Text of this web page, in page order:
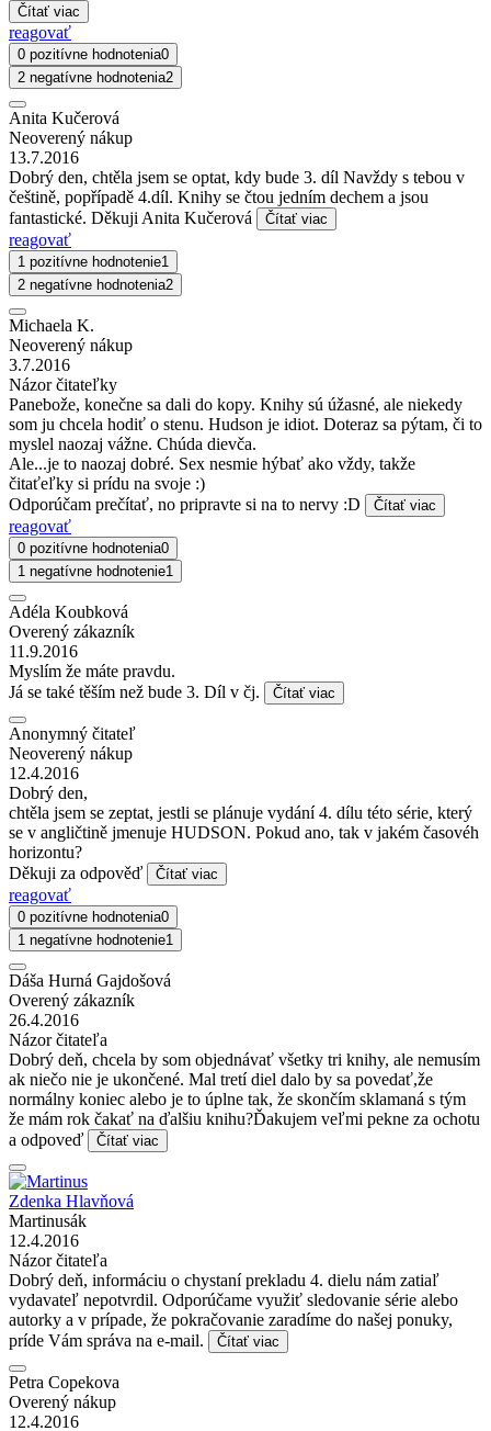
Čítať viac
reagovať
0 pozitívne hodnotenia0
2 negatívne hodnotenia2
Anita Kučerová
Neoverený nákup
13.7.2016
Dobrý den, chtěla jsem se optat, kdy bude 3. díl Navždy s tebou v
češtině, popřípadě 4.díl. Knihy se čtou jedním dechem a jsou
fantastické. Děkuji Anita Kučerová
Čítať viac
reagovať
1 pozitívne hodnotenie1
2 negatívne hodnotenia2
Michaela K.
Neoverený nákup
3.7.2016
Názor čitateľky
Panebože, konečne sa dali do kopy. Knihy sú úžasné, ale niekedy
som ju chcela hodiť o stenu. Hudson je idiot. Doteraz sa pýtam, či to
myslel naozaj vážne. Chúda dievča.
Ale...je to naozaj dobré. Sex nesmie hýbať ako vždy, takže
čitaťeľky si prídu na svoje :)
Odporúčam prečítať, no pripravte si na to nervy :D
Čítať viac
reagovať
0 pozitívne hodnotenia0
1 negatívne hodnotenie1
Adéla Koubková
Overený zákazník
11.9.2016
Myslím že máte pravdu.
Já se také těším než bude 3. Díl v čj.
Čítať viac
Anonymný čitateľ
Neoverený nákup
12.4.2016
Dobrý den,
chtěla jsem se zeptat, jestli se plánuje vydání 4. dílu této série, který
se v angličtině jmenuje HUDSON. Pokud ano, tak v jakém časovéh
horizontu?
Děkuji za odpověď
Čítať viac
reagovať
0 pozitívne hodnotenia0
1 negatívne hodnotenie1
Dáša Hurná Gajdošová
Overený zákazník
26.4.2016
Názor čitateľa
Dobrý deň, chcela by som objednávať všetky tri knihy, ale nemusím
ak niečo nie je ukončené. Mal tretí diel dalo by sa povedať,že
normálny koniec alebo je to úplne tak, že skončím sklamaná s tým
že mám rok čakať na ďalšiu knihu?Ďakujem veľmi pekne za ochotu
a odpoveď
Čítať viac
Zdenka Hlavňová
Martinusák
12.4.2016
Názor čitateľa
Dobrý deň, informáciu o chystaní prekladu 4. dielu nám zatiaľ
vydavateľ nepotvrdil. Odporúčame využiť sledovanie série alebo
autorky a v prípade, že pokračovanie zaradíme do našej ponuky,
príde Vám správa na e-mail.
Čítať viac
Petra Copekova
Overený nákup
12.4.2016